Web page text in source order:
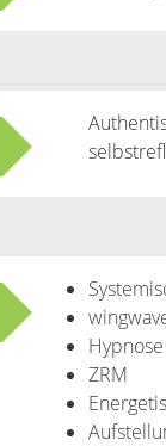
Hypnose
ZRM